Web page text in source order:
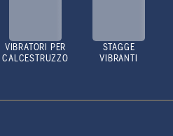
VIBRATORI PER
CALCESTRUZZO
STAGGE
VIBRANTI